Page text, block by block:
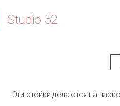
Stu­­­­dio 52
Эти стойки делаются на